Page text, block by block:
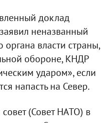
доклад
неназванный
органа власти страны,
обороне, КНДР
ударом», если
напасть на Север.
(Совет НАТО) в